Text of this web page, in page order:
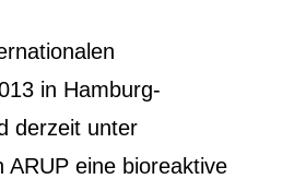
in Hamburg-
derzeit unter
ARUP eine bioreaktive